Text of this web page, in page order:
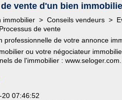
vente d'un bien
immobilier > Conseils vendeurs >
de vente
professionnelle de votre annonce
ou votre négociateur
de l'immobilier :
20 07:46:52